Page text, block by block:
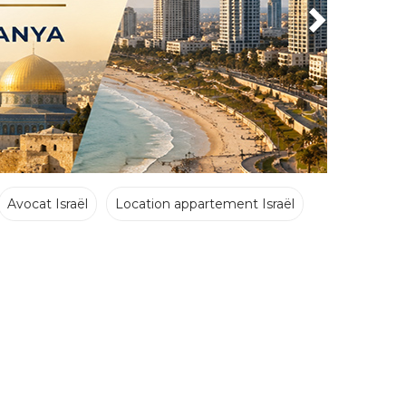
Avocat Israël Location appartement Israël